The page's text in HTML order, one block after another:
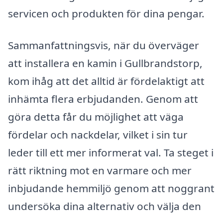
servicen och produkten för dina pengar.
Sammanfattningsvis, när du överväger
att installera en kamin i Gullbrandstorp,
kom ihåg att det alltid är fördelaktigt att
inhämta flera erbjudanden. Genom att
göra detta får du möjlighet att väga
fördelar och nackdelar, vilket i sin tur
leder till ett mer informerat val. Ta steget i
rätt riktning mot en varmare och mer
inbjudande hemmiljö genom att noggrant
undersöka dina alternativ och välja den